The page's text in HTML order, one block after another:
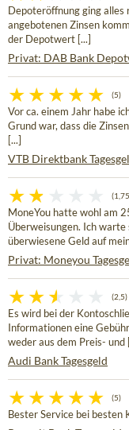
Depoteröffnung ging alles
angebotenen Zinsen
der Depotwert [...]
Privat: DAB Bank
(5)
Vor ca. einem Jahr habe
Grund war, dass die
[...]
VTB Direktbank
MoneYou hatte wohl am
Überweisungen. Ich
überwiesene Geld auf
Privat: Moneyou
(2,5)
Es wird bei der
Informationen eine
weder aus dem Preis- und
Audi Bank Tagesgeld
(5)
Bester Service bei besten